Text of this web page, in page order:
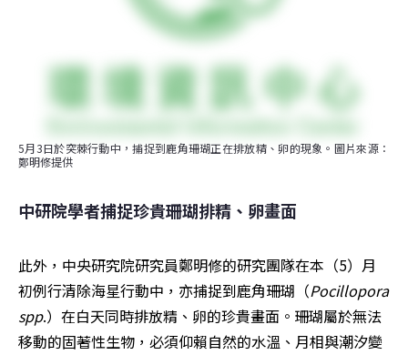
5月3日於突棘行動中，捕捉到鹿角珊瑚正在排放精、卵的現象。圖片來源：
鄭明修提供
中研院學者捕捉珍貴珊瑚排精、卵畫面
此外，中央研究院研究員鄭明修的研究團隊在本（5）月
初例行清除海星行動中，亦捕捉到鹿角珊瑚（Pocillopora
spp.）在白天同時排放精、卵的珍貴畫面。珊瑚屬於無法
移動的固著性生物，必須仰賴自然的水溫、月相與潮汐變